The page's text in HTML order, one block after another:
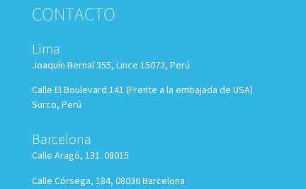
CONTACTO
Lima
Joaquín Bernal 355, Lince 15073, Perú
Calle El Boulevard 141 (Frente a la embajada de USA)
Surco, Perú
Barcelona
Calle Aragó, 131. 08015
Calle Córsega, 184, 08036 Barcelona